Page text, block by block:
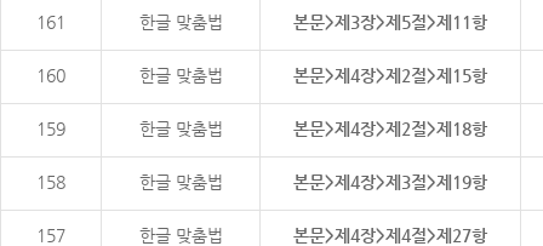
161 한글 맞춤법 본문>제3장>제5절>제11항
160 한글 맞춤법 본문>제4장>제2절>제15항
159 한글 맞춤법 본문>제4장>제2절>제18항
158 한글 맞춤법 본문>제4장>제3절>제19항
157 한글 맞춤법 본문>제4장>제4절>제27항